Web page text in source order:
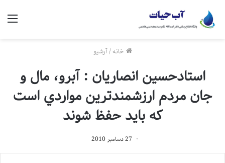
خانه/آرشیو
استادحسین انصاریان : آبرو، مال و
جان مردم ارزشمندترين مواردي است
كه بايد حفظ شوند
27 دسامبر 2010